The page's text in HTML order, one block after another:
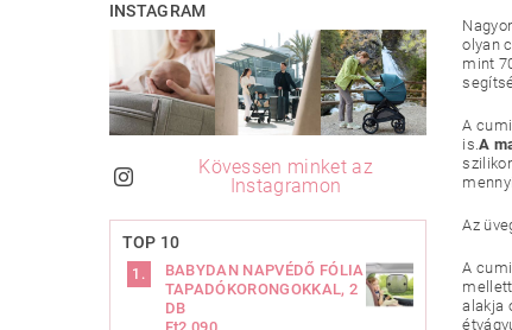
INSTAGRAM
Kövessen minket az
Instagramon
TOP 10
BABYDAN NAPVÉDŐ FÓLIA
TAPADÓKORONGOKKAL, 2
DB
olyan
mint
A
is.A
Az
A
alakja